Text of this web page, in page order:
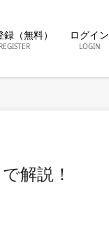
（無料）
REGISTER
ログイン
LOGIN
解説！